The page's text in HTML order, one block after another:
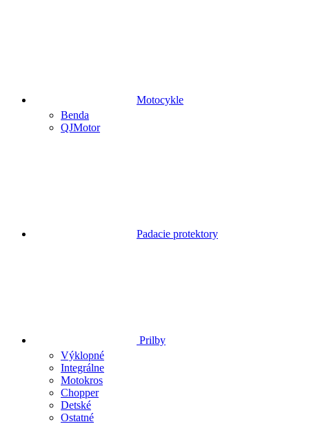
Motocykle
Benda
QJMotor
Padacie protektory
Prilby
Výklopné
Integrálne
Motokros
Chopper
Detské
Ostatné